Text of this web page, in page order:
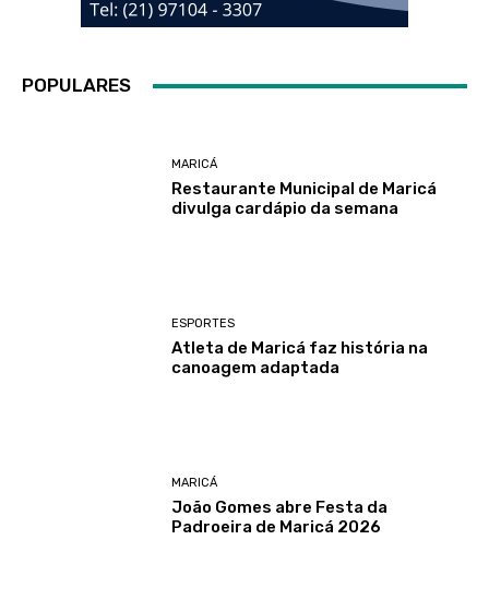
POPULARES
MARICÁ
Restaurante Municipal de Maricá
divulga cardápio da semana
ESPORTES
Atleta de Maricá faz história na
canoagem adaptada
MARICÁ
João Gomes abre Festa da
Padroeira de Maricá 2026